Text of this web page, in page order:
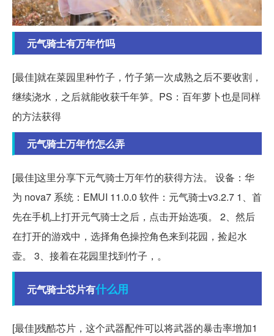
元气骑士有万年竹吗
[最佳]就在菜园里种竹子，竹子第一次成熟之后不要收割，
继续浇水，之后就能收获千年笋。PS：百年萝卜也是同样
的方法获得
元气骑士万年竹怎么弄
[最佳]这里分享下元气骑士万年竹的获得方法。 设备：华
为 nova7 系统：EMUI 11.0.0 软件：元气骑士v3.2.7 1、首
先在手机上打开元气骑士之后，点击开始选项。 2、然后
在打开的游戏中，选择角色操控角色来到花园，捡起水
壶。 3、接着在花园里找到竹子，。
元气骑士芯片有什么用
[最佳]残酷芯片，这个武器配件可以将武器的暴击率增加1